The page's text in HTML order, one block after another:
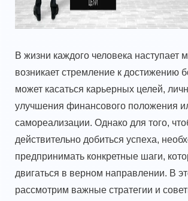
В жизни каждого человека наступает
возникает стремление к достижению
может касаться карьерных целей,
улучшения финансового положения
самореализации. Однако для того,
действительно добиться успеха,
предпринимать конкретные шаги,
двигаться в верном направлении. В
рассмотрим важные стратегии и